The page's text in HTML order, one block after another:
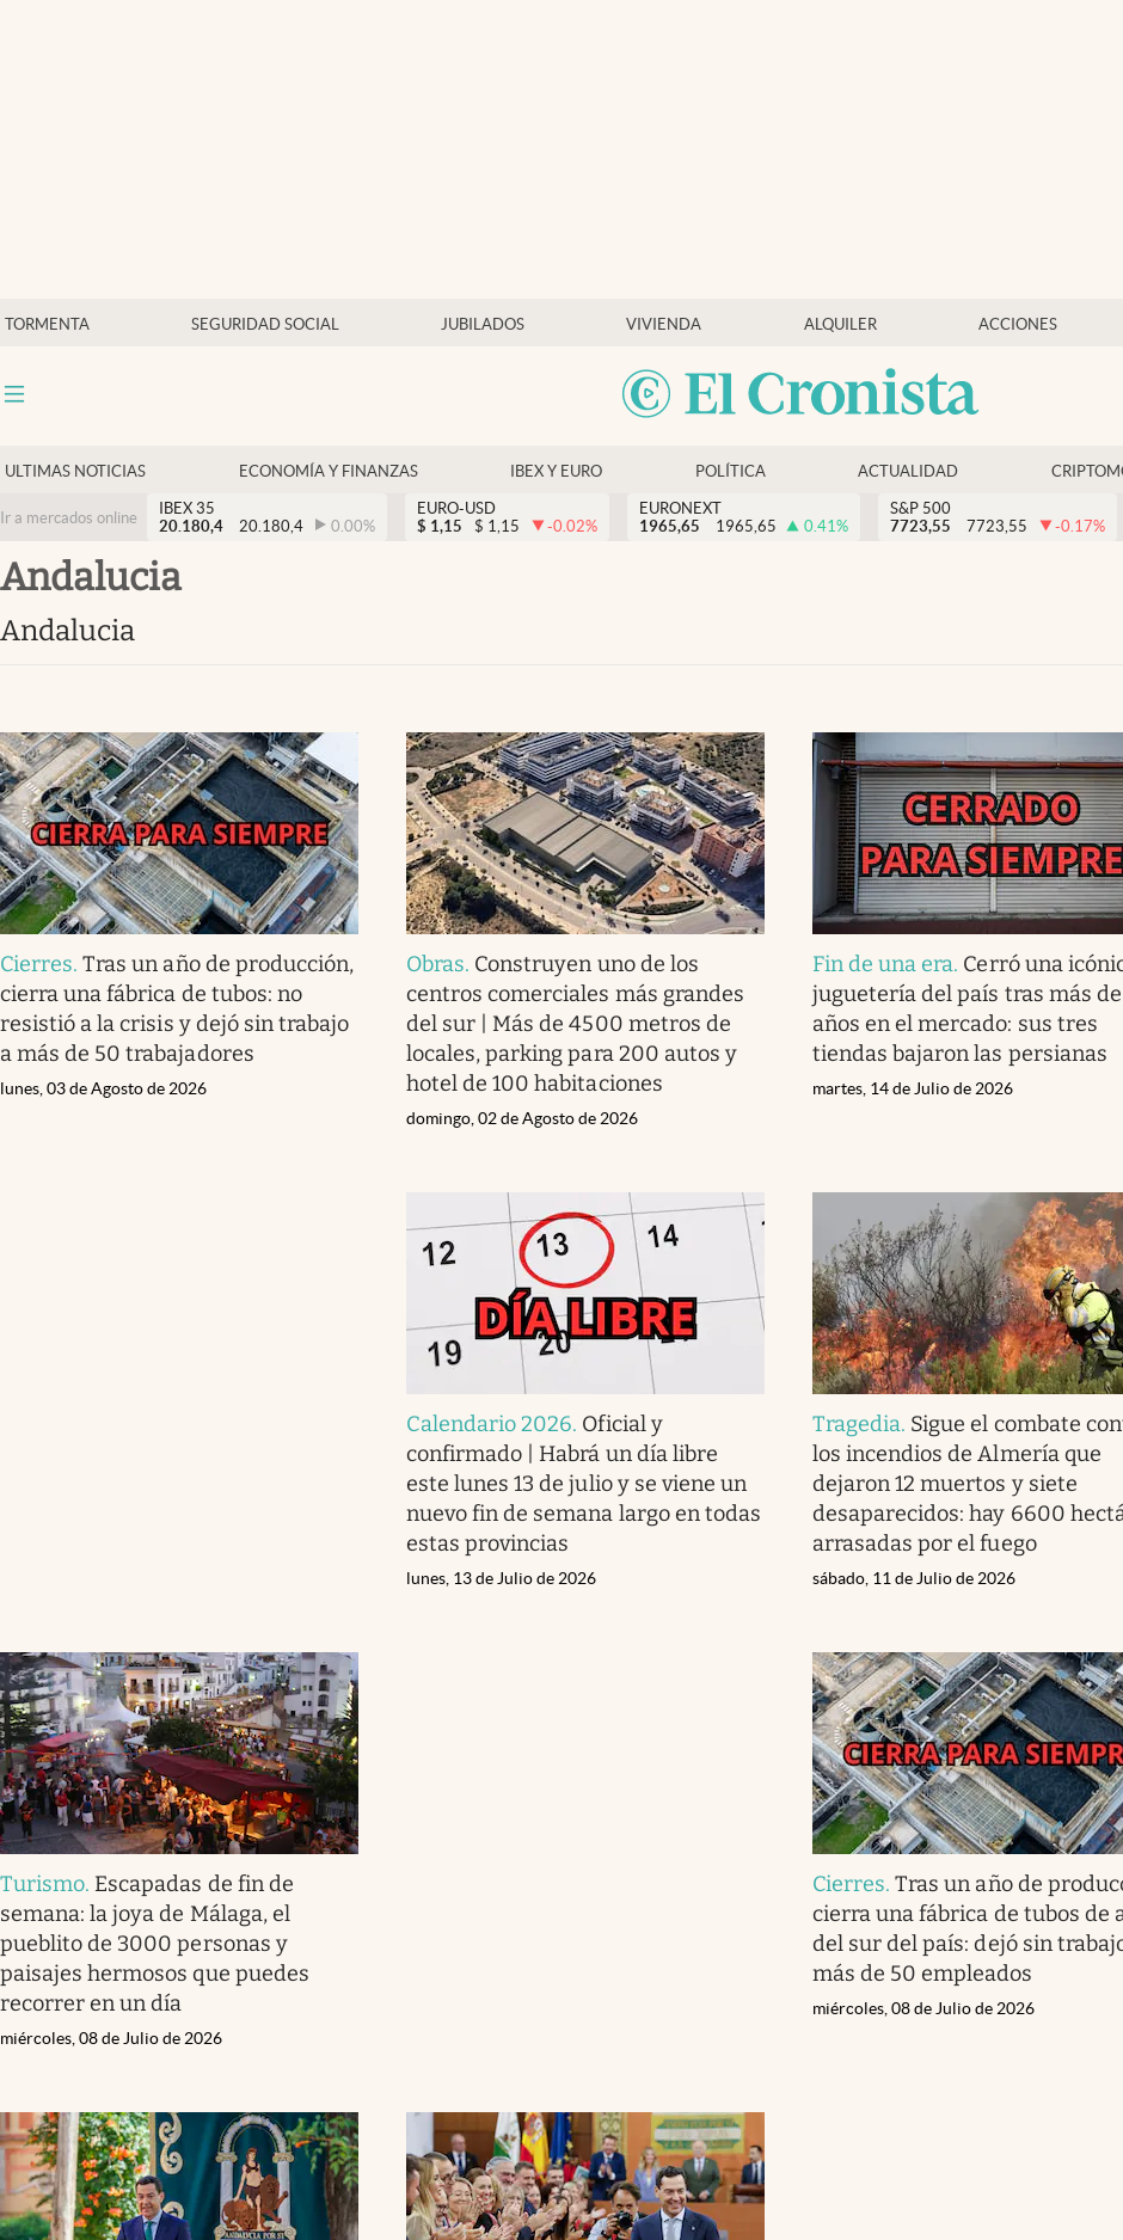
TORMENTA SEGURIDAD SOCIAL JUBILADOS VIVIENDA ALQUILER ACCIONES
ULTIMAS NOTICIAS ECONOMÍA Y FINANZAS IBEX Y EURO POLÍTICA ACTUALIDAD
Ir a mercados online
IBEX 35
20.180,4
20.180,4 0.00%
EURO-USD
$ 1,15 $ 1,15 -0.02%
EURONEXT
1965,65
1965,65 0.41%
S&P 500
7723,55
7723,55 -0.17%
Andalucia
Andalucia
Cierres.Tras un año de producción,
cierra una fábrica de tubos: no
resistió a la crisis y dejó sin trabajo
a más de 50 trabajadores
lunes, 03 de Agosto de 2026
Obras. Construyen uno de los
centros comerciales más grandes
del sur | Más de 4500 metros de
locales, parking para 200 autos y
hotel de 100 habitaciones
domingo, 02 de Agosto de 2026
Fin de una era. Cerró una
juguetería del país tras más
años en el mercado: sus tres
tiendas bajaron las persianas
martes, 14 de Julio de 2026
Calendario 2026. Oficial y
confirmado | Habrá un día libre
este lunes 13 de julio y se viene un
nuevo fin de semana largo en todas
estas provincias
lunes, 13 de Julio de 2026
Tragedia. Sigue el combate
los incendios de Almería que
dejaron 12 muertos y siete
desaparecidos: hay 6600
arrasadas por el fuego
sábado, 11 de Julio de 2026
Turismo. Escapadas de fin de
semana: la joya de Málaga, el
pueblito de 3000 personas y
paisajes hermosos que puedes
recorrer en un día
miércoles, 08 de Julio de 2026
Cierres.Tras un año de
cierra una fábrica de tubos de
del sur del país: dejó sin
más de 50 empleados
miércoles, 08 de Julio de 2026